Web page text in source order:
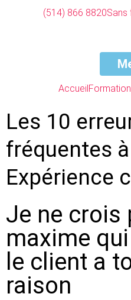
(514) 866 8820Sans
Accueil
Les 10
fréquentes
Expérience
Je ne crois
maxime
le client a
raison